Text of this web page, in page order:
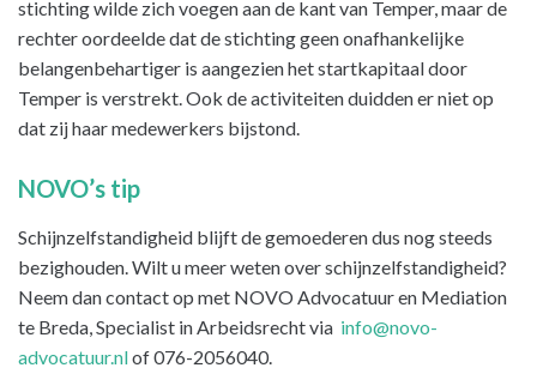
stichting wilde zich voegen aan de kant van Temper, maar de
rechter oordeelde dat de stichting geen onafhankelijke
belangenbehartiger is aangezien het startkapitaal door
Temper is verstrekt. Ook de activiteiten duidden er niet op
dat zij haar medewerkers bijstond.
NOVO’s tip
Schijnzelfstandigheid blijft de gemoederen dus nog steeds
bezighouden. Wilt u meer weten over schijnzelfstandigheid?
Neem dan contact op met NOVO Advocatuur en Mediation
te Breda, Specialist in Arbeidsrecht via info@novo-
advocatuur.nlof 076-2056040.